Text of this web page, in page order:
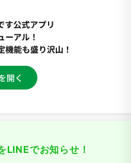
LINEでお知らせ！